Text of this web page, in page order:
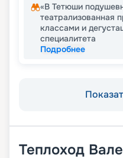
«В Тетюши
театрализованная
классами и
специалитета
Подробнее
Теплоход